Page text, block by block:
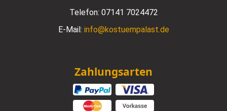
Telefon: 07141 7024472
E-Mail: info@kostuempalast.de
Zahlungsarten